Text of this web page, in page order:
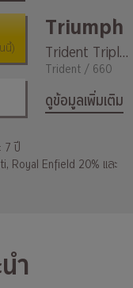
นี้)
Triumph
Trident Triple tribute special edition
Trident / 660
ดูข้อมูลเพิ่มเติม
7 ปี
Royal Enfield 20% และ
ำ